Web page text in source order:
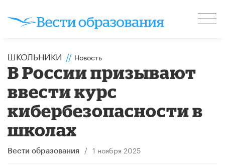
ШКОЛЬНИКИ // Новость
В России призывают
ввести курс
кибербезопасности в
школах
Вести образования / 1 ноября 2025